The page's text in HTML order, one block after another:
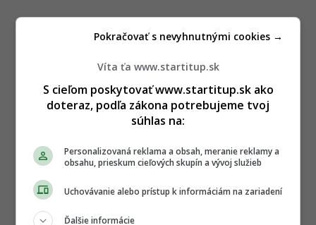
Víta ťa www.startitup.sk
S cieľom poskytovať www.startitup.sk ako
doteraz, podľa zákona potrebujeme tvoj
súhlas na:
Personalizovaná reklama a obsah, meranie reklamy a
obsahu, prieskum cieľových skupín a vývoj služieb
Uchovávanie alebo prístup k informáciám na zariadení
Ďalšie informácie
Pokračovať s nevyhnutnými cookies →